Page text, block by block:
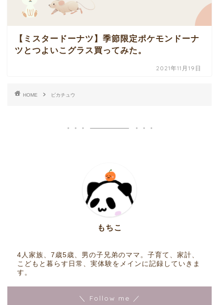
【ミスタードーナツ】季節限定ポケモンドーナ
ツとつよいこグラス買ってみた。
2021年11月19日
HOME ピカチュウ
もちこ
4人家族、7歳5歳、男の子兄弟のママ。子育て、家計、
こどもと暮らす日常、実体験をメインに記録していきま
す。
＼ Follow me ／